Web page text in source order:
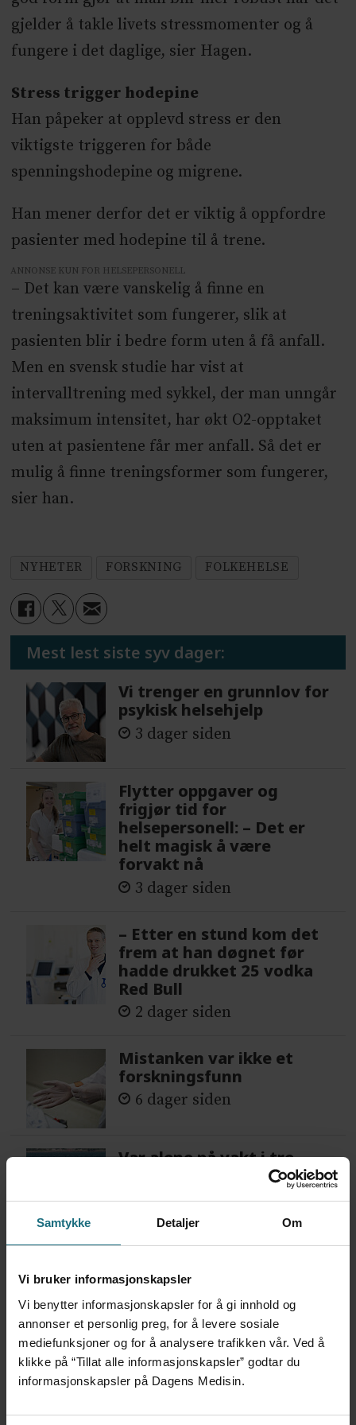
Samtykke Detaljer Om
Vi bruker informasjonskapsler
Vi benytter informasjonskapsler for å gi innhold og
annonser et personlig preg, for å levere sosiale
mediefunksjoner og for å analysere trafikken vår. Ved å
klikke på “Tillat alle informasjonskapsler” godtar du
informasjonskapsler på Dagens Medisin.
gjelder å takle livets stressmomenter og å
fungere i det daglige, sier Hagen.
Stress trigger hodepine
Han påpeker at opplevd stress er den
viktigste triggeren for både
spenningshodepine og migrene.
Han mener derfor det er viktig å oppfordre
pasienter med hodepine til å trene.
ANNONSE KUN FOR HELSEPERSONELL
– Det kan være vanskelig å finne en
treningsaktivitet som fungerer, slik at
pasienten blir i bedre form uten å få anfall.
Men en svensk studie har vist at
intervalltrening med sykkel, der man unngår
maksimum intensitet, har økt O2-opptaket
uten at pasientene får mer anfall. Så det er
mulig å finne treningsformer som fungerer,
sier han.
NYHETER FORSKNING FOLKEHELSE
Mest lest siste syv dager:
Vi trenger en grunnlov for
psykisk helsehjelp
3 dager siden
Flytter oppgaver og
frigjør tid for
helsepersonell: – Det er
helt magisk å være
forvakt nå
3 dager siden
– Etter en stund kom det
frem at han døgnet før
hadde drukket 25 vodka
Red Bull
2 dager siden
Mistanken var ikke et
forskningsfunn
6 dager siden
Var alene på vakt i tre
måneder – i en 16-fots
1 dag siden